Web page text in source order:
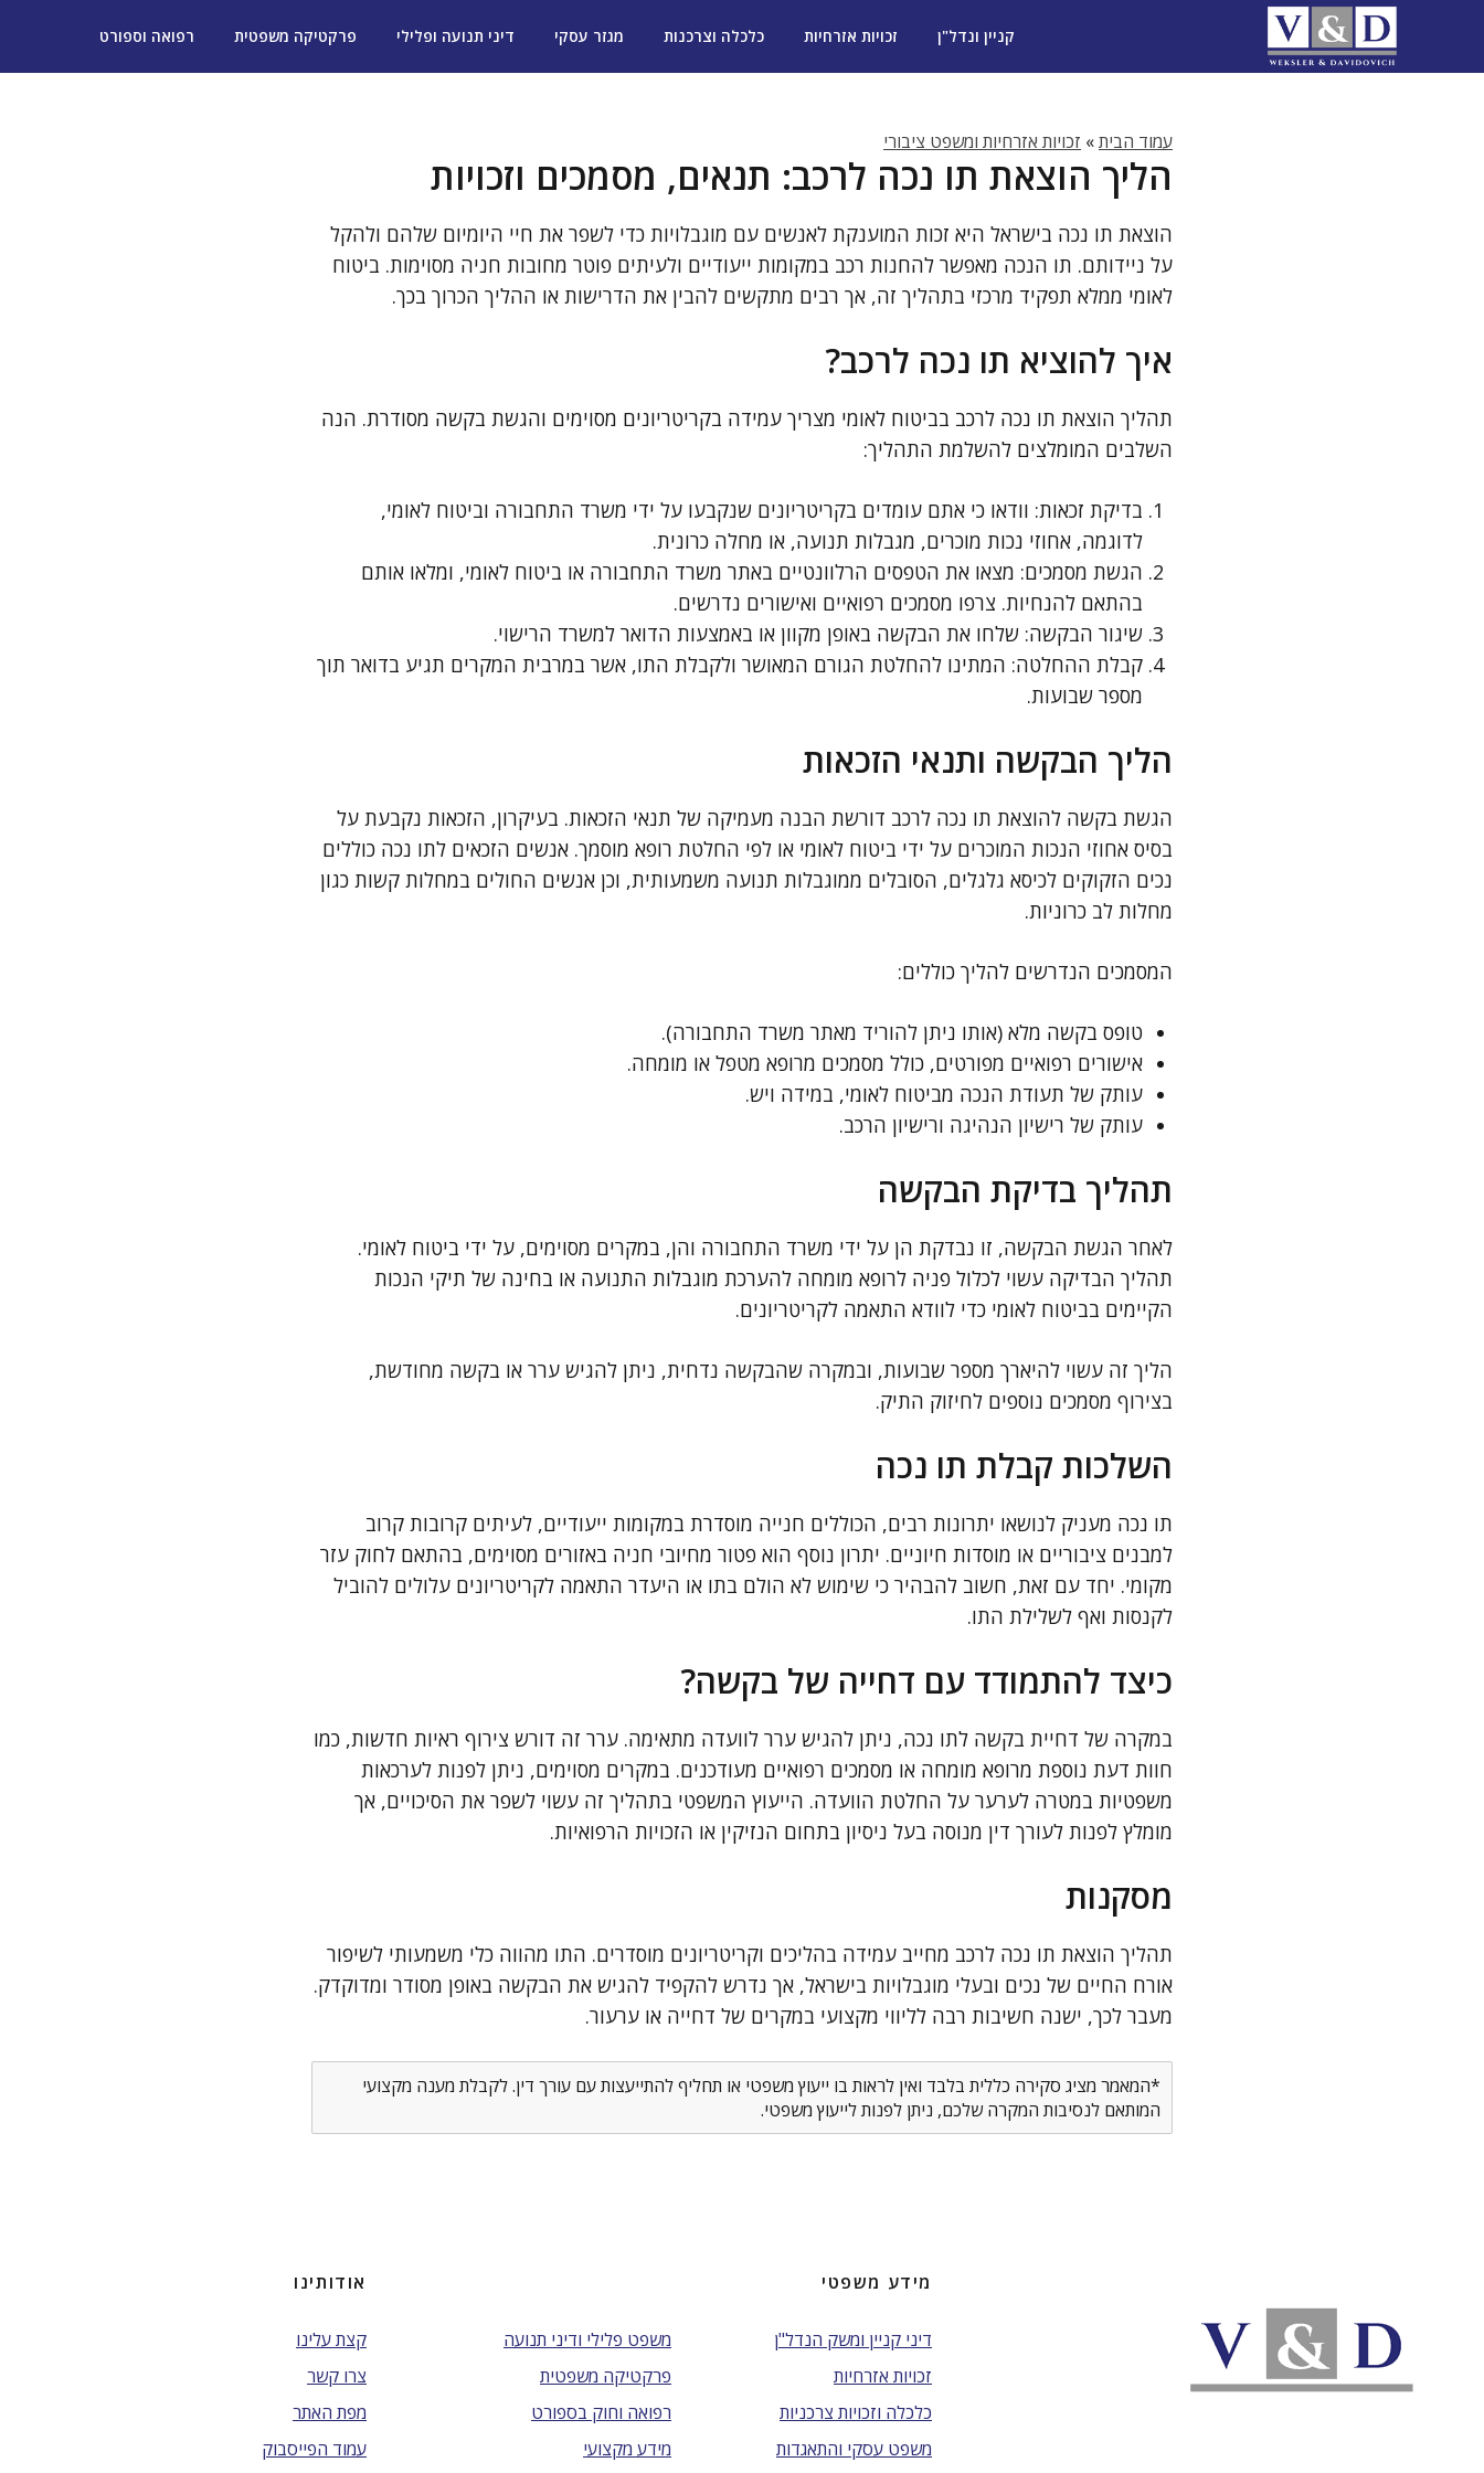
קניין ונדל"ן זכויות אזרחיות כלכלה וצרכנות מגזר עסקי דיני תנועה ופלילי פרקטיקה משפטית רפואה וספורט
עמוד הבית» זכויות אזרחיות ומשפט ציבורי
הליך הוצאת תו נכה לרכב: תנאים, מסמכים וזכויות
הוצאת תו נכה בישראל היא זכות המוענקת לאנשים עם מוגבלויות כדי לשפר את חיי היומיום שלהם ולהקל
על ניידותם. תו הנכה מאפשר להחנות רכב במקומות ייעודיים ולעיתים פוטר מחובות חניה מסוימות. ביטוח
לאומי ממלא תפקיד מרכזי בתהליך זה, אך רבים מתקשים להבין את הדרישות או ההליך הכרוך בכך.
איך להוציא תו נכה לרכב?
תהליך הוצאת תו נכה לרכב בביטוח לאומי מצריך עמידה בקריטריונים מסוימים והגשת בקשה מסודרת. הנה
השלבים המומלצים להשלמת התהליך:
בדיקת זכאות: וודאו כי אתם עומדים בקריטריונים שנקבעו על ידי משרד התחבורה וביטוח לאומי,
לדוגמה, אחוזי נכות מוכרים, מגבלות תנועה, או מחלה כרונית.
הגשת מסמכים: מצאו את הטפסים הרלוונטיים באתר משרד התחבורה או ביטוח לאומי, ומלאו אותם
בהתאם להנחיות. צרפו מסמכים רפואיים ואישורים נדרשים.
שיגור הבקשה: שלחו את הבקשה באופן מקוון או באמצעות הדואר למשרד הרישוי.
קבלת ההחלטה: המתינו להחלטת הגורם המאושר ולקבלת התו, אשר במרבית המקרים תגיע בדואר תוך
מספר שבועות.
הליך הבקשה ותנאי הזכאות
הגשת בקשה להוצאת תו נכה לרכב דורשת הבנה מעמיקה של תנאי הזכאות. בעיקרון, הזכאות נקבעת על
בסיס אחוזי הנכות המוכרים על ידי ביטוח לאומי או לפי החלטת רופא מוסמך. אנשים הזכאים לתו נכה כוללים
נכים הזקוקים לכיסא גלגלים, הסובלים ממוגבלות תנועה משמעותית, וכן אנשים החולים במחלות קשות כגון
מחלות לב כרוניות.
המסמכים הנדרשים להליך כוללים:
טופס בקשה מלא (אותו ניתן להוריד מאתר משרד התחבורה).
אישורים רפואיים מפורטים, כולל מסמכים מרופא מטפל או מומחה.
עותק של תעודת הנכה מביטוח לאומי, במידה ויש.
עותק של רישיון הנהיגה ורישיון הרכב.
תהליך בדיקת הבקשה
לאחר הגשת הבקשה, זו נבדקת הן על ידי משרד התחבורה והן, במקרים מסוימים, על ידי ביטוח לאומי.
תהליך הבדיקה עשוי לכלול פניה לרופא מומחה להערכת מוגבלות התנועה או בחינה של תיקי הנכות
הקיימים בביטוח לאומי כדי לוודא התאמה לקריטריונים.
הליך זה עשוי להיארך מספר שבועות, ובמקרה שהבקשה נדחית, ניתן להגיש ערר או בקשה מחודשת,
בצירוף מסמכים נוספים לחיזוק התיק.
השלכות קבלת תו נכה
תו נכה מעניק לנושאו יתרונות רבים, הכוללים חנייה מוסדרת במקומות ייעודיים, לעיתים קרובות קרוב
למבנים ציבוריים או מוסדות חיוניים. יתרון נוסף הוא פטור מחיובי חניה באזורים מסוימים, בהתאם לחוק עזר
מקומי. יחד עם זאת, חשוב להבהיר כי שימוש לא הולם בתו או היעדר התאמה לקריטריונים עלולים להוביל
לקנסות ואף לשלילת התו.
כיצד להתמודד עם דחייה של בקשה?
במקרה של דחיית בקשה לתו נכה, ניתן להגיש ערר לוועדה מתאימה. ערר זה דורש צירוף ראיות חדשות, כמו
חוות דעת נוספת מרופא מומחה או מסמכים רפואיים מעודכנים. במקרים מסוימים, ניתן לפנות לערכאות
משפטיות במטרה לערער על החלטת הוועדה. הייעוץ המשפטי בתהליך זה עשוי לשפר את הסיכויים, אך
מומלץ לפנות לעורך דין מנוסה בעל ניסיון בתחום הנזיקין או הזכויות הרפואיות.
מסקנות
תהליך הוצאת תו נכה לרכב מחייב עמידה בהליכים וקריטריונים מוסדרים. התו מהווה כלי משמעותי לשיפור
אורח החיים של נכים ובעלי מוגבלויות בישראל, אך נדרש להקפיד להגיש את הבקשה באופן מסודר ומדוקדק.
מעבר לכך, ישנה חשיבות רבה לליווי מקצועי במקרים של דחייה או ערעור.
*המאמר מציג סקירה כללית בלבד ואין לראות בו ייעוץ משפטי או תחליף להתייעצות עם עורך דין. לקבלת מענה מקצועי
המותאם לנסיבות המקרה שלכם, ניתן לפנות לייעוץ משפטי.
מידע משפטי
דיני קניין ומשק הנדל"ן
זכויות אזרחיות
כלכלה וזכויות צרכניות
משפט עסקי והתאגדות
משפט פלילי ודיני תנועה
פרקטיקה משפטית
רפואה וחוק בספורט
מידע מקצועי
אודותינו
קצת עלינו
צרו קשר
מפת האתר
עמוד הפייסבוק